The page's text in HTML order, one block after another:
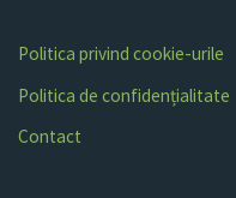
Politica privind cookie-urile
Politica de confidențialitate
Contact